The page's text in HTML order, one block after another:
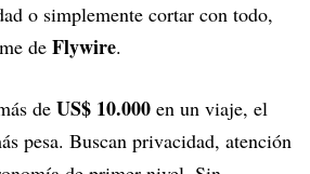
o simplemente cortar con todo,
de Flywire.
de US$ 10.000 en un viaje, el
pesa. Buscan privacidad, atención